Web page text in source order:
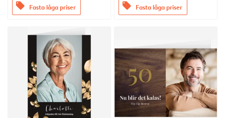
offers Fasta låga priser offers Fasta låga priser